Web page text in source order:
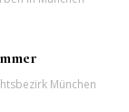
München